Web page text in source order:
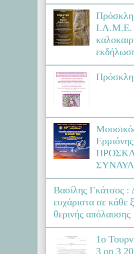
Ι.Λ.Μ.Ε.
Ερμιόνης
Βασίλης Γκάτσος :
ευχάριστα σε κάθε
θερινής απόλαυσης
1ο
3 on 3